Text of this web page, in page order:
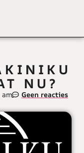
NU?
am Geen reacties